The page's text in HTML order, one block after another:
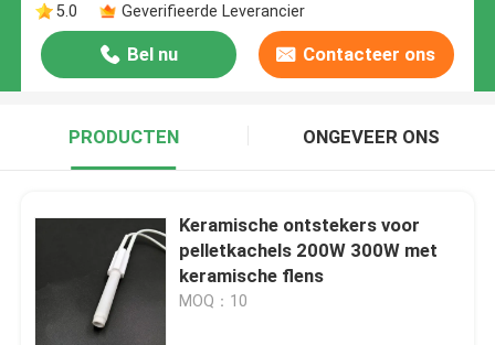
5.0
Geverifieerde Leverancier
Bel nu Contacteer ons
PRODUCTEN ONGEVEER ONS
Keramische ontstekers voor
pelletkachels 200W 300W met
keramische flens
MOQ：10